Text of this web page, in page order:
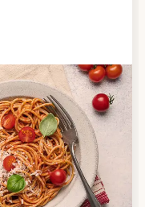
Dienst-Suche,
es in Ihrer
zu Ihnen passt.
über die